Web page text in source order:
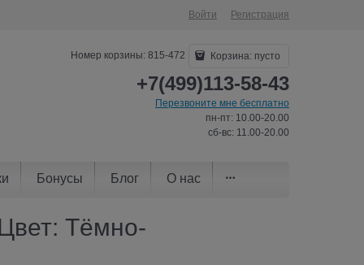
Войти Регистрация
Номер корзины: 815-472 Корзина: пусто
+7(499)113-58-43
Перезвоните мне бесплатно
пн-пт: 10.00-20.00
сб-вс: 11.00-20.00
Бонусы Блог О нас
Тёмно-